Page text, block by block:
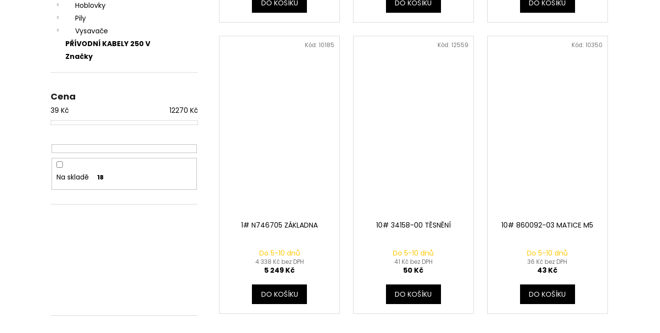
Hoblovky
Pily
Vysavače
PŘÍVODNÍ KABELY 250 V
Značky
Cena
39 Kč 12270 Kč
Na skladě 18
DO KOŠÍKU DO KOŠÍKU DO KOŠÍKU
1# N746705 ZÁKLADNA
Do 5-10 dnů
4 338 Kč bez DPH
5 249 Kč
DO KOŠÍKU
Kód:10185
10# 34158-00 TĚSNĚNÍ
Do 5-10 dnů
41 Kč bez DPH
50 Kč
DO KOŠÍKU
Kód: 12559
10# 860092-03 MATICE M5
Do 5-10 dnů
36 Kč bez DPH
43 Kč
DO KOŠÍKU
Kód: 10350